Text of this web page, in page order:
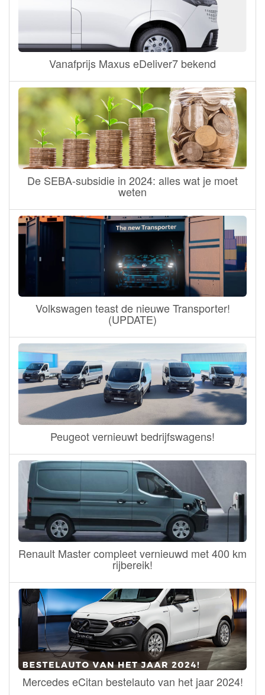
Vanafprijs Maxus eDeliver7 bekend
De SEBA-subsidie in 2024: alles wat je moet
weten
Volkswagen teast de nieuwe Transporter!
(UPDATE)
Peugeot vernieuwt bedrijfswagens!
Renault Master compleet vernieuwd met 400 km
rijbereik!
Mercedes eCitan bestelauto van het jaar 2024!